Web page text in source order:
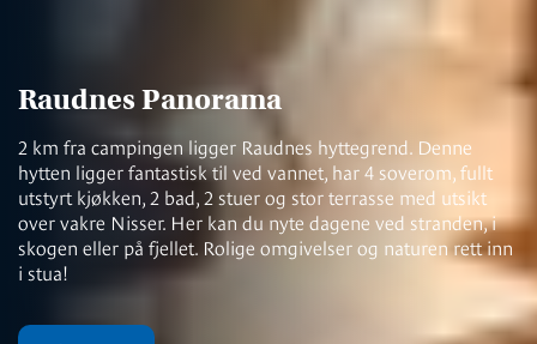
Raudnes Panorama
2 km fra campingen ligger Raudnes hyttegrend. Denne
hytten ligger fantastisk til ved vannet, har 4 soverom, fullt
utstyrt kjøkken, 2 bad, 2 stuer og stor terrasse med utsikt
over vakre Nisser. Her kan du nyte dagene ved stranden, i
skogen eller på fjellet. Rolige omgivelser og naturen rett inn
i stua!